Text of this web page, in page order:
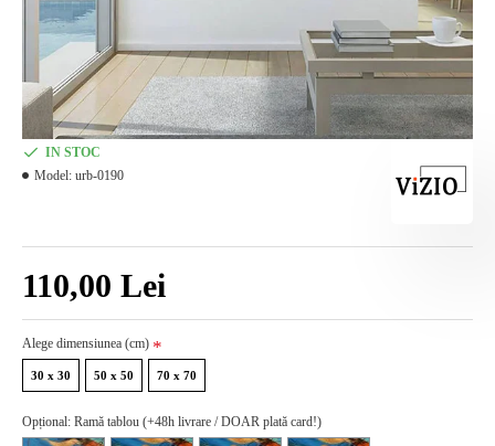
110,00 Lei
IN STOC
Model: urb-0190
Alege dimensiunea (cm)
30 x 30 50 x 50 70 x 70
Opțional: Ramă tablou (+48h livrare / DOAR plată card!)